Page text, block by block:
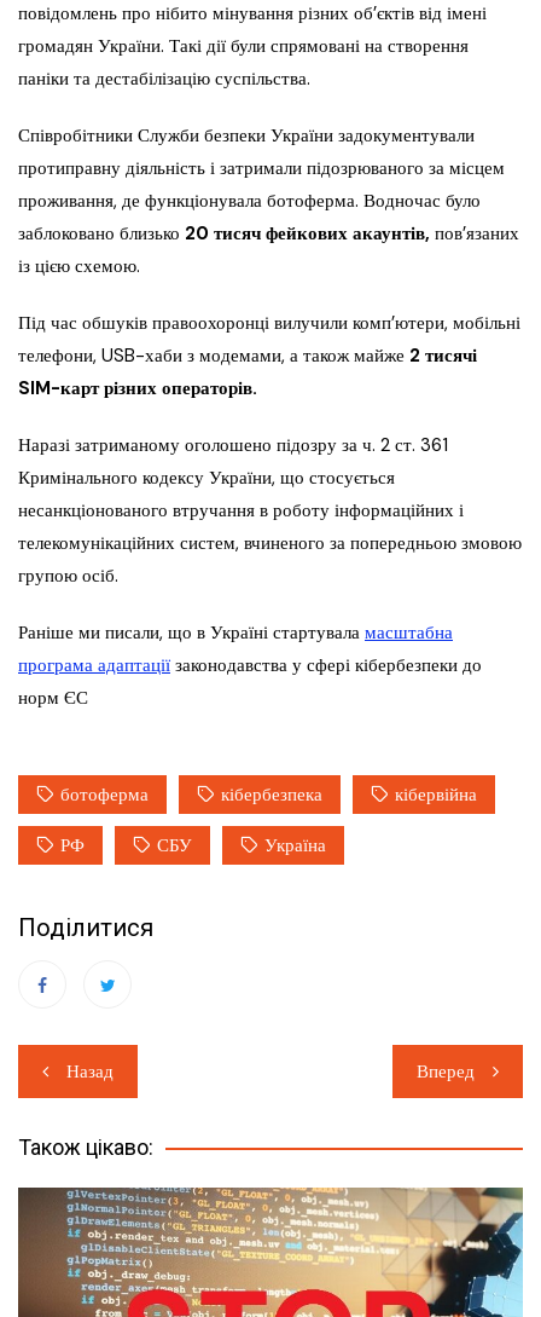
повідомлень про нібито мінування різних об’єктів від імені
громадян України. Такі дії були спрямовані на створення
паніки та дестабілізацію суспільства.
Співробітники Служби безпеки України задокументували
протиправну діяльність і затримали підозрюваного за місцем
проживання, де функціонувала ботоферма. Водночас було
заблоковано близько 20 тисяч фейкових акаунтів, пов’язаних
із цією схемою.
Під час обшуків правоохоронці вилучили комп’ютери, мобільні
телефони, USB-хаби з модемами, а також майже 2 тисячі
SIM-карт різних операторів.
Наразі затриманому оголошено підозру за ч. 2 ст. 361
Кримінального кодексу України, що стосується
несанкціонованого втручання в роботу інформаційних і
телекомунікаційних систем, вчиненого за попередньою змовою
групою осіб.
Раніше ми писали, що в Україні стартувала масштабна
програма адаптації законодавства у сфері кібербезпеки до
норм ЄС
ботоферма кібербезпека кібервійна
РФ СБУ Україна
Поділитися
Навігація
записів
Назад Вперед
Також цікаво: